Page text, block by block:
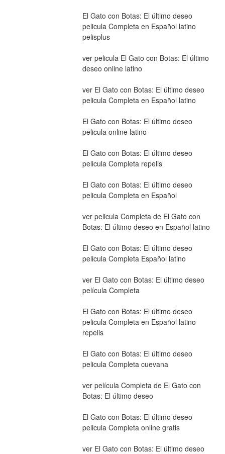
El Gato con Botas: El último deseo
pelicula Completa en Español latino
pelisplus
ver pelicula El Gato con Botas: El último
deseo online latino
ver El Gato con Botas: El último deseo
pelicula Completa en Español latino
El Gato con Botas: El último deseo
pelicula online latino
El Gato con Botas: El último deseo
pelicula Completa repelis
El Gato con Botas: El último deseo
pelicula Completa en Español
ver pelicula Completa de El Gato con
Botas: El último deseo en Español latino
El Gato con Botas: El último deseo
pelicula Completa Español latino
ver El Gato con Botas: El último deseo
película Completa
El Gato con Botas: El último deseo
pelicula Completa en Español latino
repelis
El Gato con Botas: El último deseo
pelicula Completa cuevana
ver película Completa de El Gato con
Botas: El último deseo
El Gato con Botas: El último deseo
pelicula Completa online gratis
ver El Gato con Botas: El último deseo